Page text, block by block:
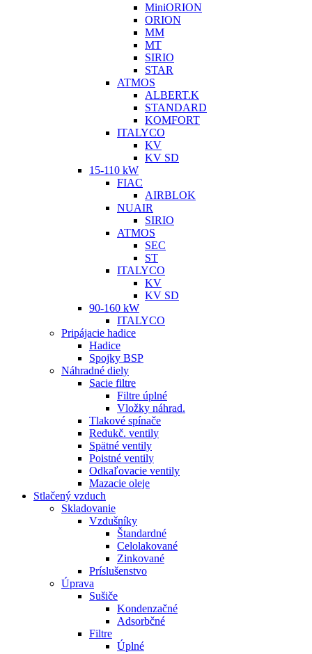
MiniORION
ORION
MM
MT
SIRIO
STAR
ATMOS
ALBERT.K
STANDARD
KOMFORT
ITALYCO
KV
KV SD
15-110 kW
FIAC
AIRBLOK
NUAIR
SIRIO
ATMOS
SEC
ST
ITALYCO
KV
KV SD
90-160 kW
ITALYCO
Pripájacie hadice
Hadice
Spojky BSP
Náhradné diely
Sacie filtre
Filtre úplné
Vložky náhrad.
Tlakové spínače
Redukč. ventily
Spätné ventily
Poistné ventily
Odkaľovacie ventily
Mazacie oleje
Stlačený vzduch
Skladovanie
Vzdušníky
Štandardné
Celolakované
Zinkované
Príslušenstvo
Úprava
Sušiče
Kondenzačné
Adsorbčné
Filtre
Úplné